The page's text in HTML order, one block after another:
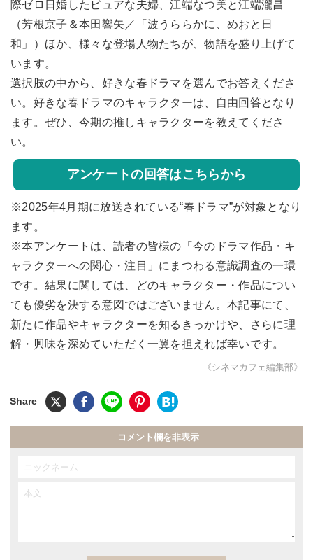
際ゼロ日婚したピュアな夫婦、江端なつ美と江端瀧昌
（芳根京子＆本田響矢／「波うららかに、めおと日
和」）ほか、様々な登場人物たちが、物語を盛り上げて
います。
選択肢の中から、好きな春ドラマを選んでお答えくださ
い。好きな春ドラマのキャラクターは、自由回答となり
ます。ぜひ、今期の推しキャラクターを教えてくださ
い。
アンケートの回答はこちらから
※2025年4月期に放送されている“春ドラマ”が対象となり
ます。
※本アンケートは、読者の皆様の「今のドラマ作品・キ
ャラクターへの関心・注目」にまつわる意識調査の一環
です。結果に関しては、どのキャラクター・作品につい
ても優劣を決する意図ではございません。本記事にて、
新たに作品やキャラクターを知るきっかけや、さらに理
解・興味を深めていただく一翼を担えれば幸いです。
《シネマカフェ編集部》
コメント欄を非表示